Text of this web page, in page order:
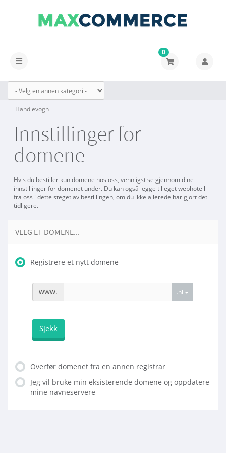
Bytt
0
Handlevogn
Innstillinger for
domene
Hvis du bestiller kun domene hos oss, vennligst se gjennom dine
innstillinger for domenet under. Du kan også legge til eget webhotell
fra oss i dette steget av bestillingen, om du ikke allerede har gjort det
tidligere.
VELG ET DOMENE...
Registrere et nytt domene
www. .nl
Sjekk
Overfør domenet fra en annen registrar
Jeg vil bruke min eksisterende domene og oppdatere
mine navneservere